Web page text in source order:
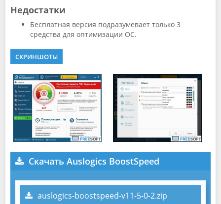
Недостатки
Бесплатная версия подразумевает только 3
средства для оптимизации ОС.
СКРИНШОТЫ
Скачать Auslogics BoostSpeed
auslogics-boostspeed-v11-5-0-2.zip